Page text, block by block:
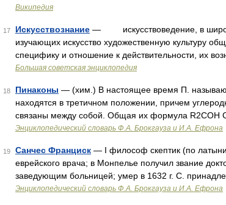
Википедия
17 Искусствознание — искусствоведение, в
изучающих искусство художественную культуру
специфику и отношение к действительности, их
Большая советская энциклопедия
18 Пинаконы — (хим.) В настоящее время П.
находятся в третичном положении, причем
связаны между собой. Общая их формула R2COH
Энциклопедический словарь Ф.А. Брокгауза и И.А. Ефрона
19 Санчес Франциск — I философ скептик (по
еврейского врача; в Монпелье получил звание
заведующим больницей; умер в 1632 г. С.
Энциклопедический словарь Ф.А. Брокгауза и И.А. Ефрона